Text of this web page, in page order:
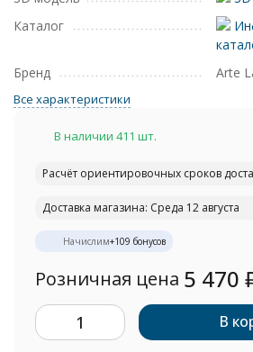
Каталог
Бренд
Arte
Все характеристики
В наличии 411 шт.
Расчёт ориентировочных сроков
Доставка магазина: Среда 12 августа
Начислим+109 бонусов
Розничная цена 5 470
В